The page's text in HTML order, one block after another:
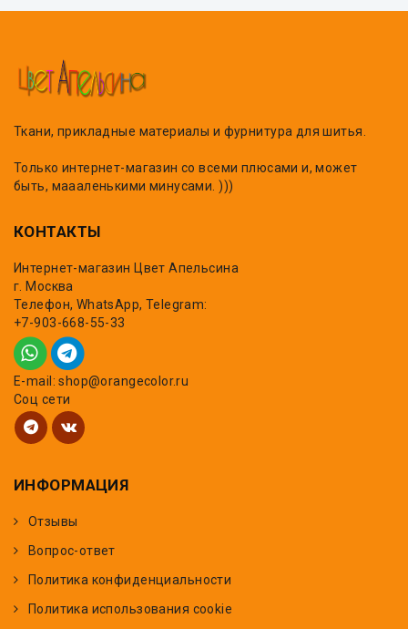
Ткани, прикладные материалы и фурнитура для шитья.
Только интернет-магазин со всеми плюсами и, может
быть, маааленькими минусами. )))
КОНТАКТЫ
Интернет-магазин Цвет Апельсина
г. Москва
Телефон, WhatsApp, Telegram:
+7-903-668-55-33
E-mail: shop@orangecolor.ru
Соц сети
ИНФОРМАЦИЯ
Отзывы
Вопрос-ответ
Политика конфиденциальности
Политика использования cookie